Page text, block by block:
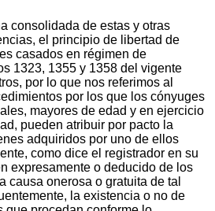
consolidada de estas y otras
el principio de libertad de
casados en régimen de
1323, 1355 y 1358 del vigente
por lo que nos referimos al
por los que los cónyuges
mayores de edad y en ejercicio
pueden atribuir por pacto la
adquiridos por uno de ellos
como dice el registrador en su
expresamente o deducido de los
causa onerosa o gratuita de tal
la existencia o no de